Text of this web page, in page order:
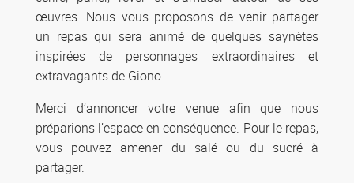
œuvres. Nous vous proposons de venir partager
un repas qui sera animé de quelques saynètes
inspirées de personnages extraordinaires et
extravagants de Giono.
Merci d’annoncer votre venue afin que nous
préparions l’espace en conséquence. Pour le repas,
vous pouvez amener du salé ou du sucré à
partager.